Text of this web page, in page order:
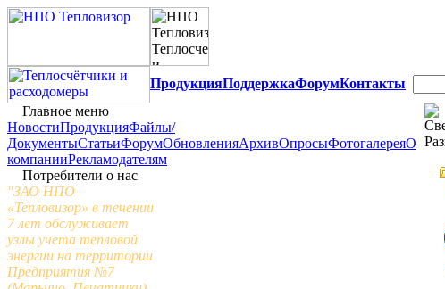
ПродукцияПоддержкаФорумКонтакты
Главное меню
НовостиПродукцияФайлы/
ДокументыСтатьиФорумОбновленияАрхивОпросыФотогалереяО
компанииРекламодателям
Потребители о нас
"ЗАО НПО
«Тепловизор» в течении
7 лет обслуживает
узлы учета тепловой
энергии на территории
Предприятия №7